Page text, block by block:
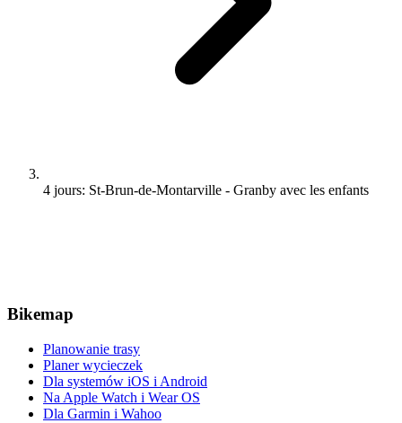
4 jours: St-Brun-de-Montarville - Granby avec les enfants
Bikemap
Planowanie trasy
Planer wycieczek
Dla systemów iOS i Android
Na Apple Watch i Wear OS
Dla Garmin i Wahoo